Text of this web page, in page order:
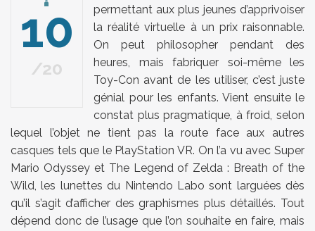
10
20
permettant aux plus jeunes d’apprivoiser
la réalité virtuelle à un prix raisonnable.
On peut philosopher pendant des
heures, mais fabriquer soi-même les
Toy-Con avant de les utiliser, c’est juste
génial pour les enfants. Vient ensuite le
constat plus pragmatique, à froid, selon
lequel l’objet ne tient pas la route face aux autres
casques tels que le PlayStation VR. On l’a vu avec Super
Mario Odyssey et The Legend of Zelda : Breath of the
Wild, les lunettes du Nintendo Labo sont larguées dès
qu’il s’agit d’afficher des graphismes plus détaillés. Tout
dépend donc de l’usage que l’on souhaite en faire, mais